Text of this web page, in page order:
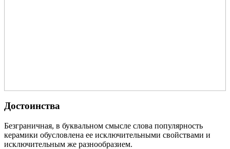
Достоинства
Безграничная, в буквальном смысле слова популярность
керамики обусловлена ее исключительными свойствами и
исключительным же разнообразием.